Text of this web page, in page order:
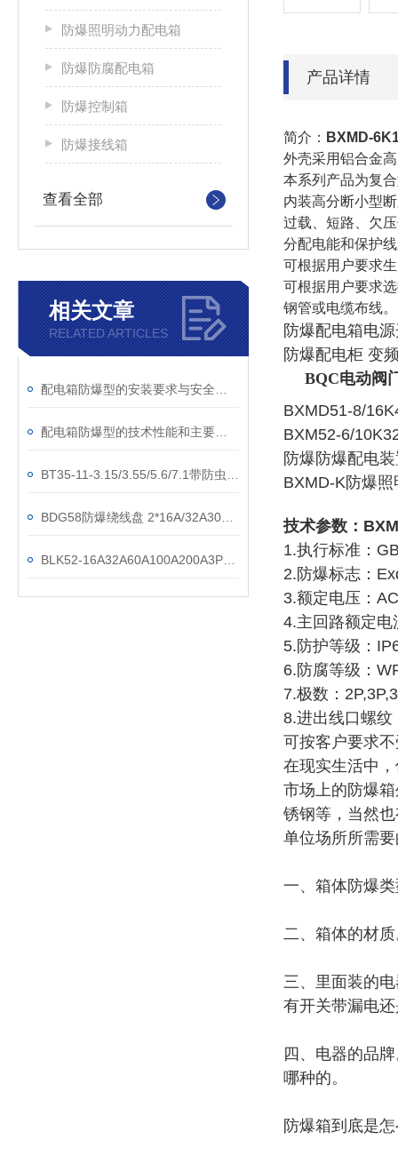
防爆照明动力配电箱
防爆防腐配电箱
防爆控制箱
防爆接线箱
查看全部
相关文章
RELATED ARTICLES
产品详情
简介： BXMD-
外壳采用铝合金
本系列产品为复
内装高分断小型
过载、短路、欠
分配电能和保护
可根据用户要求
可根据用户要求
钢管或电缆布线。
防爆配电箱电
防爆配电柜 变
BQC电动阀
BXMD51-8/
BXM52-6/
防爆防爆配电
BXMD-K防爆
技术参数：
1.执行标准：
2.防爆标志：
3.额定电压：
4.主回路额定
5.防护等级：
6.防腐等级：
7.极数：
8.进出线口螺纹
可按客户要求
在现实生活中
市场上的防爆
锈钢等，当然
单位场所所需
一、箱体防爆
二、箱体的材
三、里面装的
有开关带漏电
四、电器的品
哪种的。
防爆箱到底是